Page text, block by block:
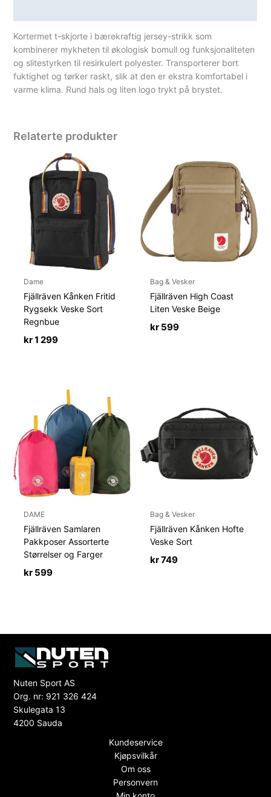
Kortermet t-skjorte i bærekraftig jersey-strikk som
kombinerer mykheten til økologisk bomull og funksjonaliteten
og slitestyrken til resirkulert polyester. Transporterer bort
fuktighet og tørker raskt, slik at den er ekstra komfortabel i
varme klima. Rund hals og liten logo trykt på brystet.
Relaterte produkter
Dame
Fjällräven Kånken Fritid
Rygsekk Veske Sort
Regnbue
kr1 299
Bag & Vesker
Fjällräven High Coast
Liten Veske Beige
kr 599
DAME
Fjällräven Samlaren
Pakkposer Assorterte
Størrelser og Farger
kr 599
Bag & Vesker
Fjällräven Kånken Hofte
Veske Sort
kr749
Nuten Sport AS
Org. nr: 921 326 424
Skulegata 13
4200 Sauda
Kundeservice
Kjøpsvilkår
Om oss
Personvern